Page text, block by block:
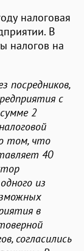
налоговая
В
налогов на
посредников,
с
2
том, что
40
из
в
согласились